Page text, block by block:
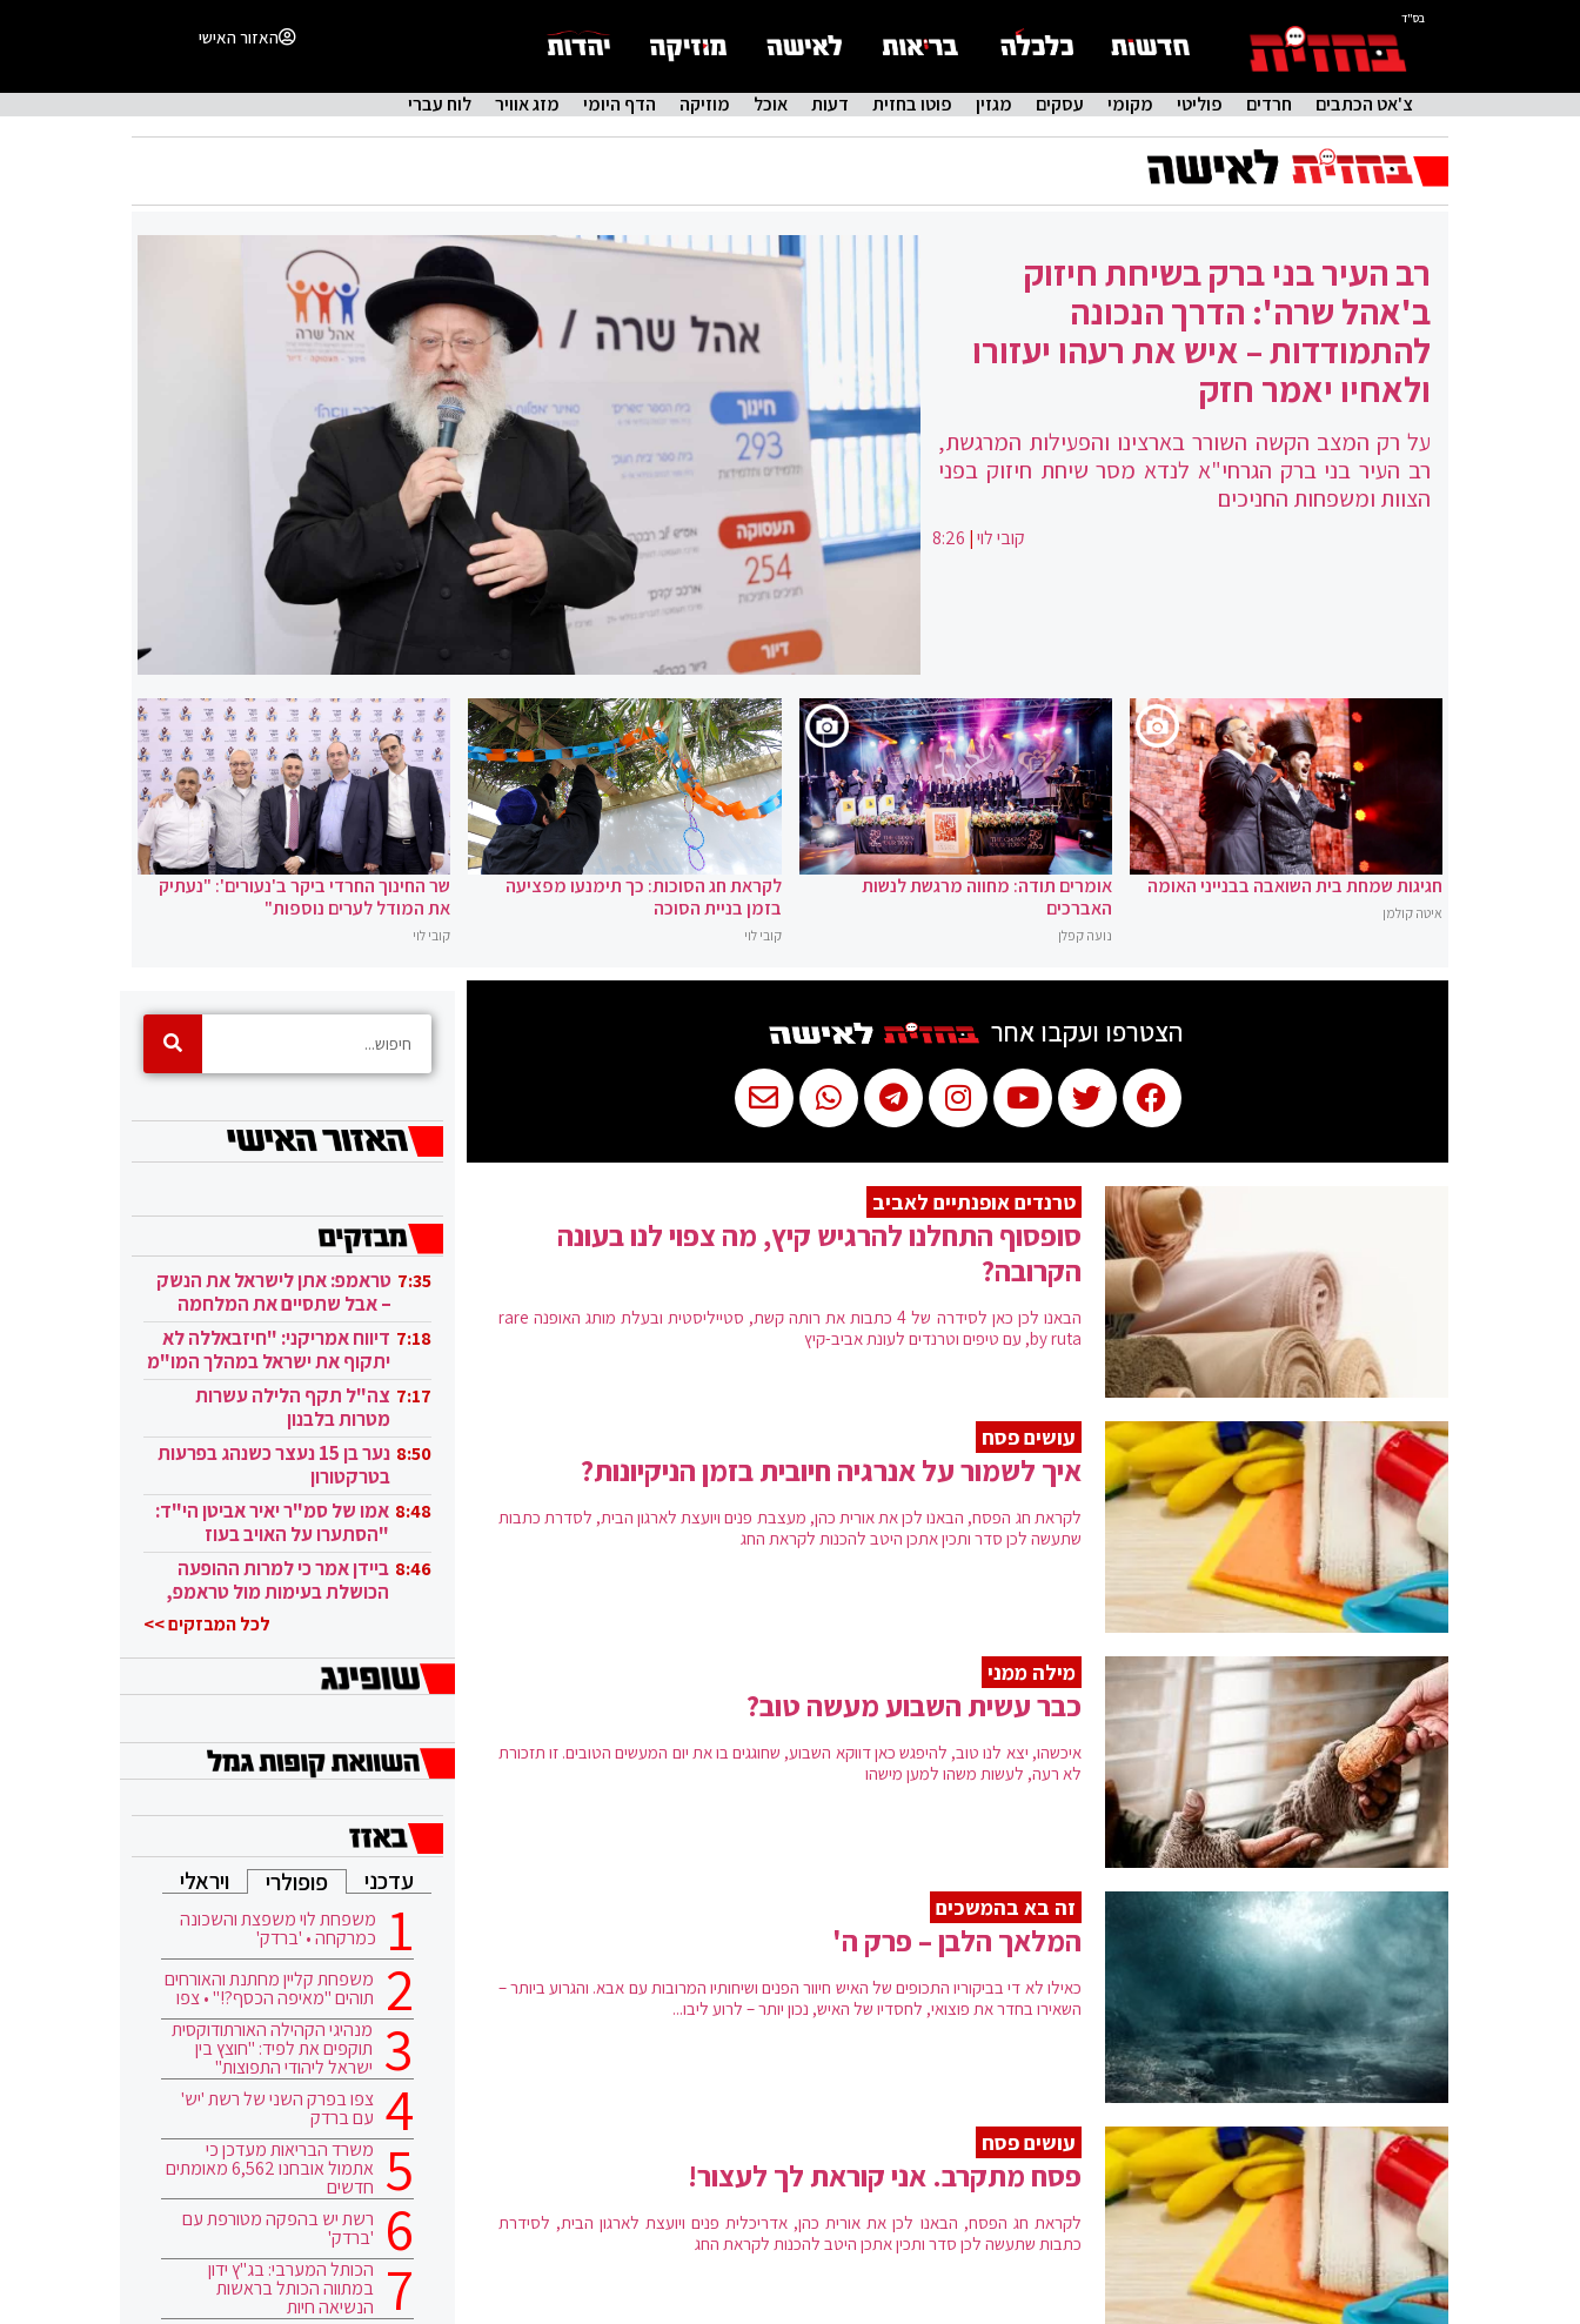
בס"ד
האזור האישי
צ'אט הכתבים חרדים פוליטי מקומי עסקים מגזין פוטו בחזית דעות אוכל מוזיקה הדף היומי מזג אוויר לוח עברי
רב העיר בני ברק בשיחת חיזוק
ב'אהל שרה': הדרך הנכונה
להתמודדות – איש את רעהו יעזורו
ולאחיו יאמר חזק
על רק המצב הקשה השורר בארצינו והפעילות המרגשת,
רב העיר בני ברק הגרחי"א לנדא מסר שיחת חיזוק בפני
הצוות ומשפחות החניכים
קובי לוי|
8:26
חגיגות שמחת בית השואבה בבנייני האומה
איטה קולמן
אומרים תודה: מחווה מרגשת לנשות
האברכים
נועה קפלן
לקראת חג הסוכות: כך תימנעו מפציעה
בזמן בניית הסוכה
קובי לוי
שר החינוך החרדי ביקר ב'נעורים': "נעתיק
את המודל לערים נוספות"
קובי לוי
הצטרפו ועקבו אחר
טרנדים אופנתיים לאביב
סופסוף התחלנו להרגיש קיץ, מה צפוי לנו בעונה
הקרובה?
הבאנו לכן כאן לסידרה של 4 כתבות את רותה קשת, סטייליסטית ובעלת מותג האופנה rare
by ruta, עם טיפים וטרנדים לעונת אביב-קיץ
עושים פסח
איך לשמור על אנרגיה חיובית בזמן הניקיונות?
לקראת חג הפסח, הבאנו לכן את אורית כהן, מעצבת פנים ויועצת לארגון הבית, לסדרת כתבות
שתעשה לכן סדר ותכין אתכן היטב להכנות לקראת החג
מילה ממני
כבר עשית השבוע מעשה טוב?
איכשהו, יצא לנו טוב, להיפגש כאן דווקא השבוע, שחוגגים בו את יום המעשים הטובים. זו תזכורת
לא רעה, לעשות משהו למען מישהו
זה בא בהמשכים
המלאך הלבן – פרק ה'
כאילו לא די בביקוריו התכופים של האיש חיוור הפנים ושיחותיו המרובות עם אבא. והגרוע ביותר –
השאירו בחדר את פוצואי, לחסדיו של האיש, נכון יותר – לרוע ליבו...
עושים פסח
פסח מתקרב. אני קוראת לך לעצור!
לקראת חג הפסח, הבאנו לכן את אורית כהן, אדריכלית פנים ויועצת לארגון הבית, לסידרת
כתבות שתעשה לכן סדר ותכין אתכן היטב להכנות לקראת החג
7:35 טראמפ: אתן לישראל את הנשק
– אבל שתסיים את המלחמה
בעזה 7:18 דיווח אמריקני: "חיזבאללה לא
יתקוף את ישראל במהלך המו"מ
בקטאר" 7:17 צה"ל תקף הלילה עשרות
מטרות בלבנון
8:50
נער בן 15 נעצר כשנהג בפרעות
בטרקטורון
8:48 אמו של סמ"ר יאיר אביטן הי"ד:
"הסתערו על האויב בעוז
ובגבורה" 8:46 ביידן אמר כי למרות ההופעה
הכושלת בעימות מול טראמפ,
לכל המבזקים >>
עדכני פופולרי ויראלי
משפחת לוי משפצת והשכונה
כמרקחה • 'ברדק'
משפחת קליין מחתנת והאורחים
תוהים "מאיפה הכסף?!" • צפו
מנהיגי הקהילה האורתודוקסית
תוקפים את לפיד: "חוצץ בין
ישראל ליהודי התפוצות"
צפו בפרק השני של רשת 'יש'
עם ברדק
משרד הבריאות מעדכן כי
אתמול אובחנו 6,562 מאומתים
חדשים
רשת יש בהפקה מטורפת עם
'ברדק'
הכותל המערבי: בג"ץ ידון
במתווה הכותל בראשות
הנשיאה חיות